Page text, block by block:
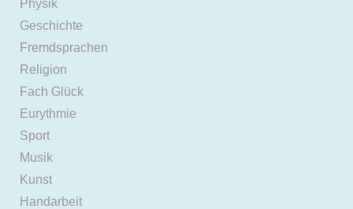
Physik
Geschichte
Fremdsprachen
Religion
Fach Glück
Eurythmie
Sport
Musik
Kunst
Handarbeit